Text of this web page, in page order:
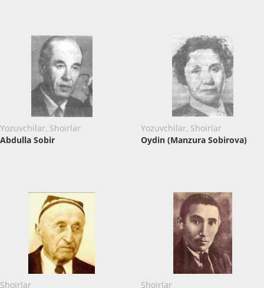
Yozuvchilar, Shoirlar
Abdulla Sobir
Yozuvchilar, Shoirlar
Oydin (Manzura Sobirova)
Shoirlar
Shoirlar